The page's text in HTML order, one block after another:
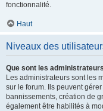
fonctionnalité.
Haut
Niveaux des
Que sont les
Les administrateurs sont les
sur le forum. Ils peuvent
bannissements, création de
également être habilités à